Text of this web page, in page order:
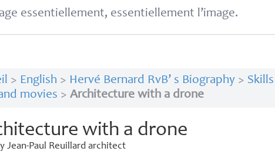
essentiellement, essentiellement l’image.
> English > Hervé Bernard RvB’ s Biography> Skills
movies > Architecture with a drone
with a drone
Jean-Paul Reuillard architect